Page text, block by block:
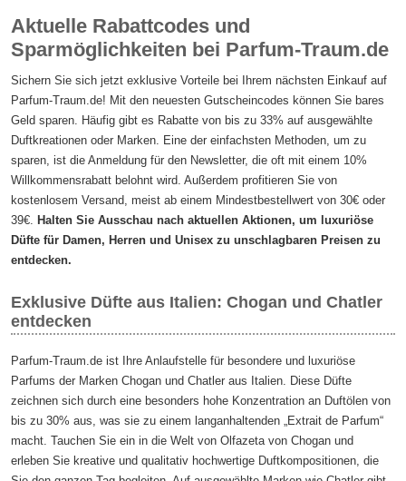
Aktuelle Rabattcodes und
Sparmöglichkeiten bei Parfum-Traum.de
Sichern Sie sich jetzt exklusive Vorteile bei Ihrem nächsten Einkauf auf
Parfum-Traum.de! Mit den neuesten Gutscheincodes können Sie bares
Geld sparen. Häufig gibt es Rabatte von bis zu 33% auf ausgewählte
Duftkreationen oder Marken. Eine der einfachsten Methoden, um zu
sparen, ist die Anmeldung für den Newsletter, die oft mit einem 10%
Willkommensrabatt belohnt wird. Außerdem profitieren Sie von
kostenlosem Versand, meist ab einem Mindestbestellwert von 30€ oder
39€. Halten Sie Ausschau nach aktuellen Aktionen, um luxuriöse
Düfte für Damen, Herren und Unisex zu unschlagbaren Preisen zu
entdecken.
Exklusive Düfte aus Italien: Chogan und Chatler
entdecken
Parfum-Traum.de ist Ihre Anlaufstelle für besondere und luxuriöse
Parfums der Marken Chogan und Chatler aus Italien. Diese Düfte
zeichnen sich durch eine besonders hohe Konzentration an Duftölen von
bis zu 30% aus, was sie zu einem langanhaltenden „Extrait de Parfum“
macht. Tauchen Sie ein in die Welt von Olfazeta von Chogan und
erleben Sie kreative und qualitativ hochwertige Duftkompositionen, die